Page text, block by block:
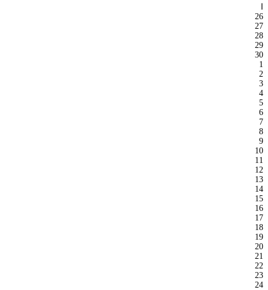
26
27
28
29
30
1
2
3
4
5
6
7
8
9
10
11
12
13
14
15
16
17
18
19
20
21
22
23
24